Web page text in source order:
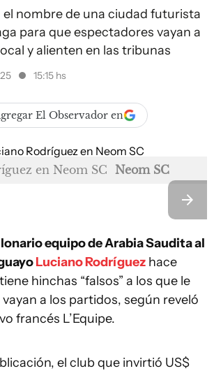
el nombre de una ciudad futurista
para que espectadores vayan a
y alienten en las tribunas
15:15 hs
El Observador en
en Neom SC Neom SC
equipo de Arabia Saudita al
Luciano Rodríguez hace
hinchas “falsos” a los que le
a los partidos, según reveló
francés L’Equipe.
el club que invirtió US$